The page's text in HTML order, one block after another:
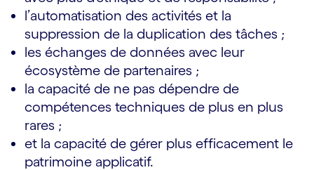
l’automatisation des activités et la
suppression de la duplication des tâches ;
les échanges de données avec leur
écosystème de partenaires ;
la capacité de ne pas dépendre de
compétences techniques de plus en plus
rares ;
et la capacité de gérer plus efficacement le
patrimoine applicatif.